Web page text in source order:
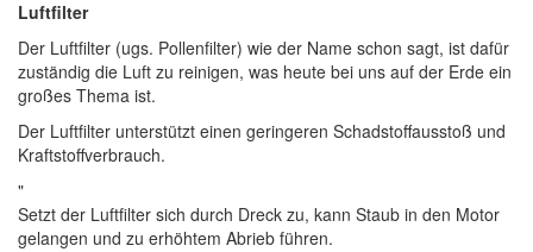
Luftfilter
Der Luftfilter (ugs. Pollenfilter) wie der Name schon sagt, ist dafür
zuständig die Luft zu reinigen, was heute bei uns auf der Erde ein
großes Thema ist.
Der Luftfilter unterstützt einen geringeren Schadstoffausstoß und
Kraftstoffverbrauch.
"
Setzt der Luftfilter sich durch Dreck zu, kann Staub in den Motor
gelangen und zu erhöhtem Abrieb führen.